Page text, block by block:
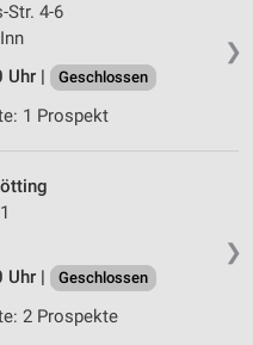
❯
Str. 4-6
Uhr |
Geschlossen
1 Prospekt
❯
Uhr |
Geschlossen
2 Prospekte
oder